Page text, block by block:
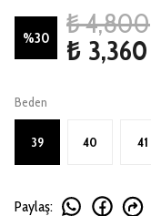
%30
₺ 4,800
₺ 3,360
Beden
39 40 41
Paylaş: